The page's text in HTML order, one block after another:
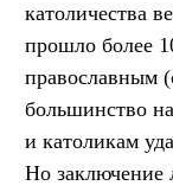
католичества
прошло более
православным
большинство
и католикам
Но